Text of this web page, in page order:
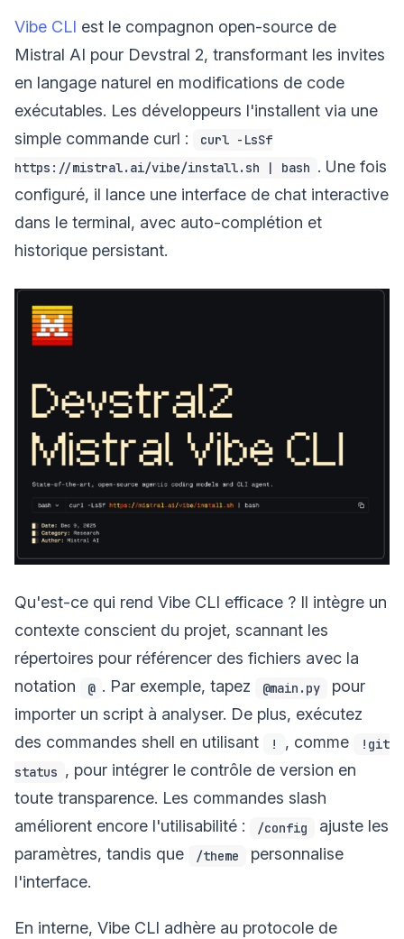
Vibe CLI est le compagnon open-source de
Mistral AI pour Devstral 2, transformant les invites
en langage naturel en modifications de code
exécutables. Les développeurs l'installent via une
simple commande curl :
curl -LsSf
https://mistral.ai/vibe/install.sh | bash . Une fois
configuré, il lance une interface de chat interactive
dans le terminal, avec auto-complétion et
historique persistant.
Qu'est-ce qui rend Vibe CLI efficace ? Il intègre un
contexte conscient du projet, scannant les
répertoires pour référencer des fichiers avec la
notation
@ . Par exemple, tapez @main.py
pour
importer un script à analyser. De plus, exécutez
des commandes shell en utilisant
! , comme
!git
status , pour intégrer le contrôle de version en
toute transparence. Les commandes slash
améliorent encore l'utilisabilité :
/config
ajuste les
paramètres, tandis que
/theme
personnalise
l'interface.
En interne, Vibe CLI adhère au protocole de